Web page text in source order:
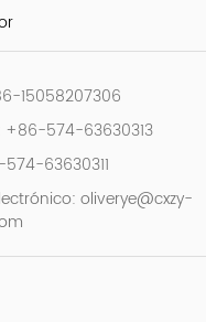
15058207306
+86-574-63630313
63630311
oliverye@cxzy-